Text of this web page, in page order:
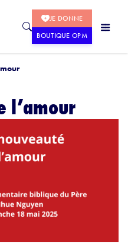
JE DONNE
BOUTIQUE OPM
l’amour